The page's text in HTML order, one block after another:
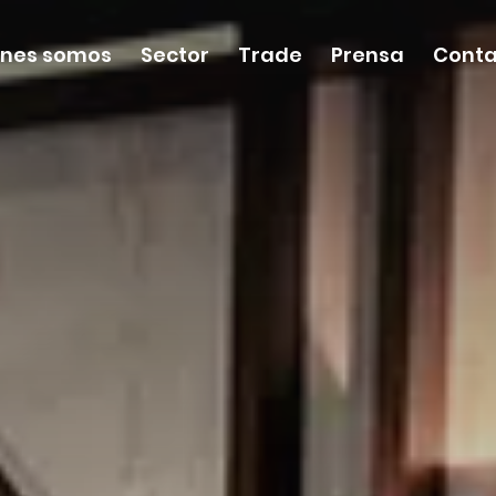
somos Sector Trade Prensa